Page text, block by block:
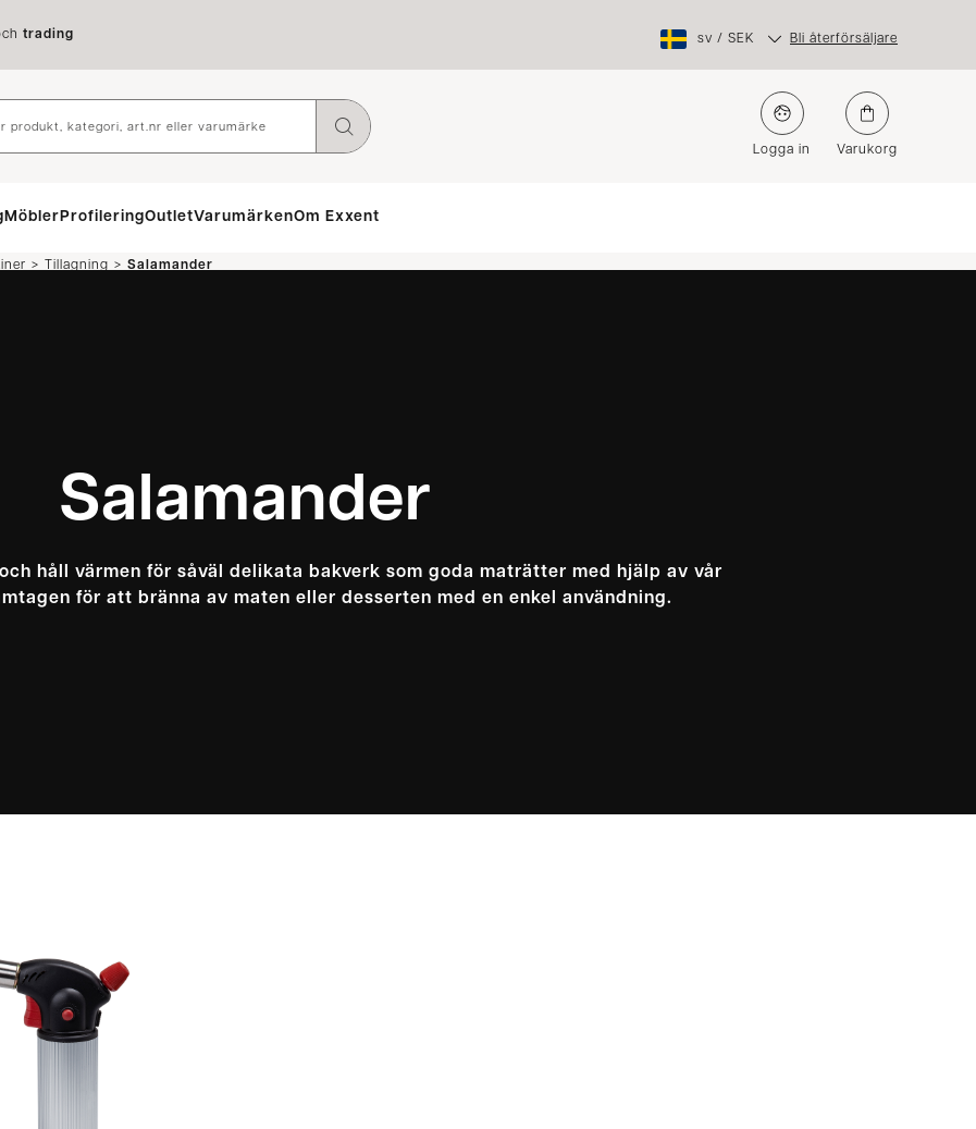
trading sv / SEK Bli återförsäljare
Logga in Varukorg
MöblerProfileringOutletVarumärkenOm Exxent
> Tillagning > Salamander
Salamander
håll värmen för såväl delikata bakverk som goda maträtter med hjälp av vår
för att bränna av maten eller desserten med en enkel användning.